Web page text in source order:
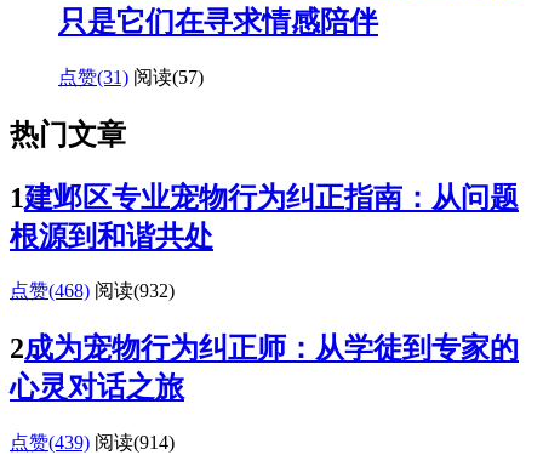
只是它们在寻求情感陪伴
点赞(31) 阅读(57)
热门文章
1建邺区专业宠物行为纠正指南：从问题
根源到和谐共处
点赞(468) 阅读(932)
2成为宠物行为纠正师：从学徒到专家的
心灵对话之旅
点赞(439) 阅读(914)